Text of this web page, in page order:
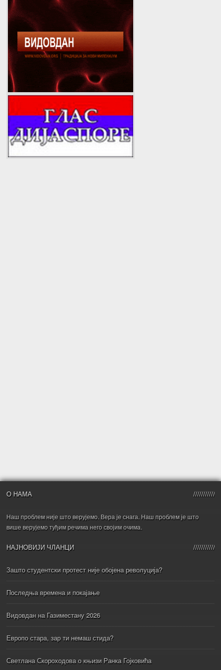
О НАМА
Наш проблем није што верујемо. Вера је снага. Наш проблем је што
више верујемо туђим речима него својим очима.
НАЈНОВИЈИ ЧЛАНЦИ
Зашто студентски протест није обојена револуција?
Последња времена и покајање
Видовдан на Газиместану 2026
Европо стара, зар ти немаш стида?
Светлана Скороходова о књизи Ранка Гојковића